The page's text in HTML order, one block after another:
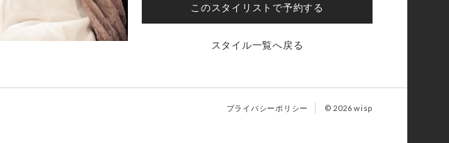
このスタイリストで予約する
スタイル一覧へ戻る
プライバシーポリシー © 2026 wisp